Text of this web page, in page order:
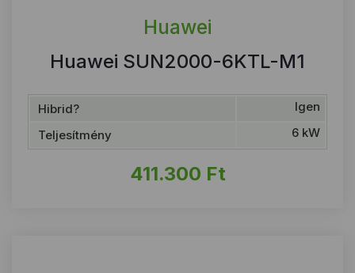
Huawei
Huawei SUN2000-6KTL-M1
Hibrid?
Igen
Teljesítmény
6 kW
411.300 Ft